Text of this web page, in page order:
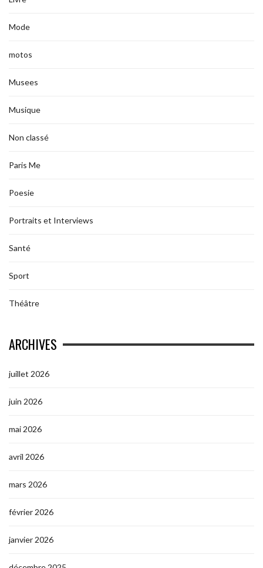
Mode
motos
Musees
Musique
Non classé
Paris Me
Poesie
Portraits et Interviews
Santé
Sport
Théâtre
ARCHIVES
juillet 2026
juin 2026
mai 2026
avril 2026
mars 2026
février 2026
janvier 2026